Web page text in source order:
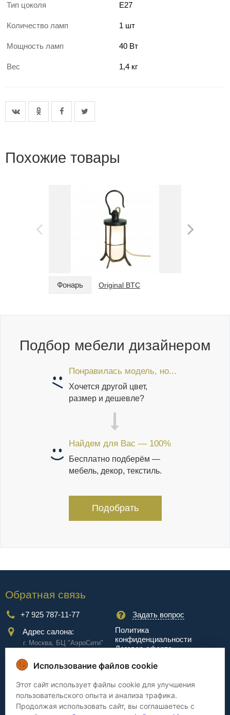
Тип цоколя E27
Количество ламп 1 шт
Мощность ламп 40 Вт
Вес 1,4 кг
Похожие товары
Фонарь Original BTC
Подбор мебели дизайнером
Понравилась модель, но...
Хочется другой цвет,
размер и дешевле?
Найдем для Вас — 100%
Бесплатно подберём —
мебель, декор, текстиль.
Подобрать
Обратная связь
+7 925 787-11-77
Задать вопрос
Адрес салона:
г. Москва, БЦ "АэроCити"
Куркинское ш., стр.2, 17
этаж
Политика
конфиденциальности
Договор-оферта
Сервис
Доставка
Сборка
Использование файлов cookie
Этот сайт использует файлы cookie для улучшения
пользовательского опыта и анализа трафика.
Продолжая использовать сайт, вы соглашаетесь с